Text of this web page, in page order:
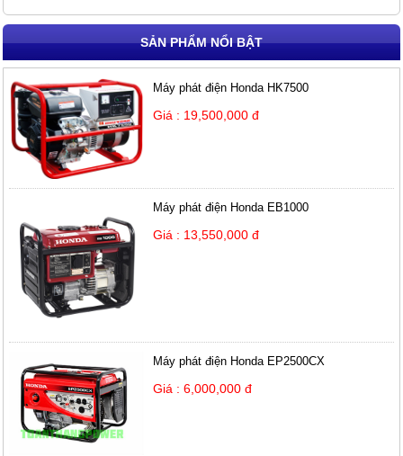
SẢN PHẨM NỔI BẬT
Máy phát điện Honda HK7500
Giá : 19,500,000 đ
Máy phát điện Honda EB1000
Giá : 13,550,000 đ
Máy phát điện Honda EP2500CX
Giá : 6,000,000 đ